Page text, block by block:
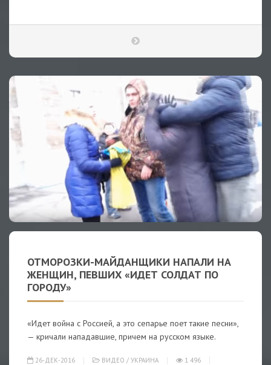
ОТМОРОЗКИ-МАЙДАНЩИКИ НАПАЛИ НА
ЖЕНЩИН, ПЕВШИХ «ИДЕТ СОЛДАТ ПО
ГОРОДУ»
«Идет война с Россией, а это сепарье поет такие песни»,
— кричали нападавшие, причем на русском языке.
26-ДЕК-2016 ВИДЕО / УКРАИНА
1 496